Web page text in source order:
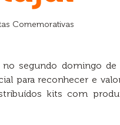
Comemorativas
segundo domingo
para reconhecer e
kits com